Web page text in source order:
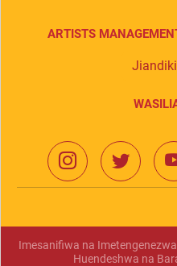
ARTISTS
Imesanifiwa na
Huendeshwa na